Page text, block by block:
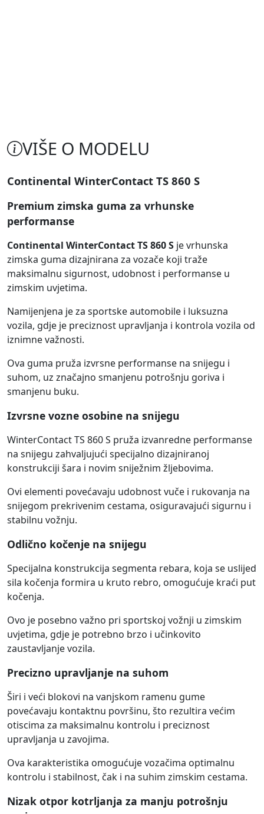
VIŠE O MODELU
Continental WinterContact TS 860 S
Premium zimska guma za vrhunske
performanse
Continental WinterContact TS 860 S je vrhunska
zimska guma dizajnirana za vozače koji traže
maksimalnu sigurnost, udobnost i performanse u
zimskim uvjetima.
Namijenjena je za sportske automobile i luksuzna
vozila, gdje je preciznost upravljanja i kontrola vozila od
iznimne važnosti.
Ova guma pruža izvrsne performanse na snijegu i
suhom, uz značajno smanjenu potrošnju goriva i
smanjenu buku.
Izvrsne vozne osobine na snijegu
WinterContact TS 860 S pruža izvanredne performanse
na snijegu zahvaljujući specijalno dizajniranoj
konstrukciji šara i novim sniježnim žljebovima.
Ovi elementi povećavaju udobnost vuče i rukovanja na
snijegom prekrivenim cestama, osiguravajući sigurnu i
stabilnu vožnju.
Odlično kočenje na snijegu
Specijalna konstrukcija segmenta rebara, koja se uslijed
sila kočenja formira u kruto rebro, omogućuje kraći put
kočenja.
Ovo je posebno važno pri sportskoj vožnji u zimskim
uvjetima, gdje je potrebno brzo i učinkovito
zaustavljanje vozila.
Precizno upravljanje na suhom
Širi i veći blokovi na vanjskom ramenu gume
povećavaju kontaktnu površinu, što rezultira većim
otiscima za maksimalnu kontrolu i preciznost
upravljanja u zavojima.
Ova karakteristika omogućuje vozačima optimalnu
kontrolu i stabilnost, čak i na suhim zimskim cestama.
Nizak otpor kotrljanja za manju potrošnju